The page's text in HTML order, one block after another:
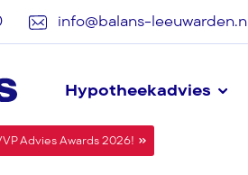
info@balans-
Hypotheekadvies
Advies Awards 2026!